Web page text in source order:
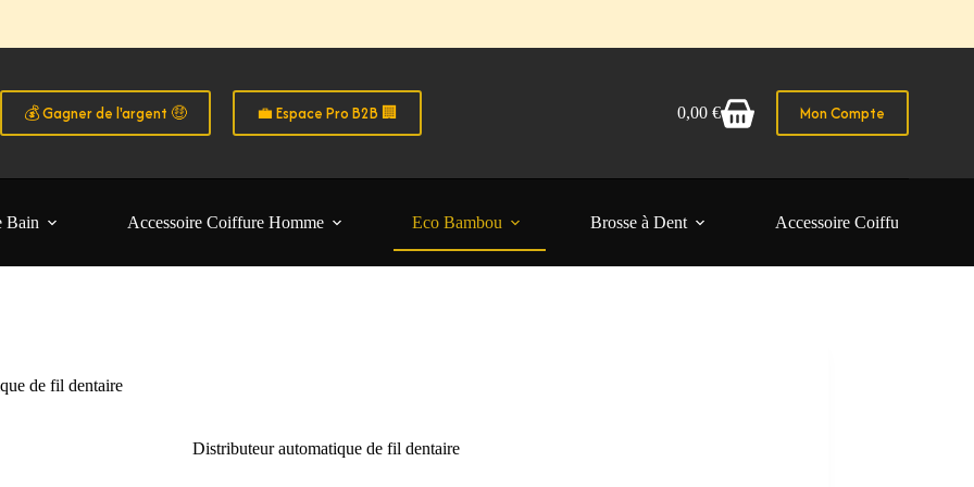
les particuliers B2C • Commande facile et sécurisé 🧑‍🚀
pros & avantages exclusifs 👉 Créez votre compte B2B
💰 Gagner de l'argent 🤑 💼 Espace Pro B2B 🏢
Panier
0,00 € Mon Compte
Bain Accessoire Coiffure Homme Eco Bambou Brosse à Dent Accessoire Coiffure Femme
de fil dentaire
Distributeur automatique de fil dentaire